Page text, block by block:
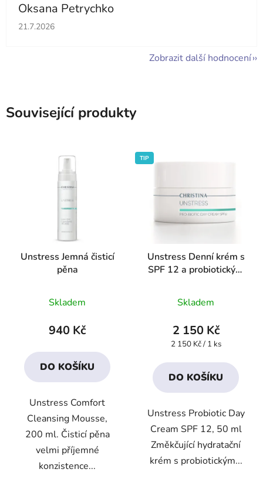
Oksana Petrychko
Hodnocení obchodu je 5 z 5 hvězdiček.
21.7.2026
Zobrazit další hodnocení
Související produkty
Unstress Jemná čisticí
pěna
hodnocení
produktu
4,4
z
hvězdiček.
Skladem
940 Kč
DO KOŠÍKU
Unstress Comfort
Cleansing Mousse,
200 ml. Čisticí pěna
velmi příjemné
konzistence...
TIP
Unstress Denní krém s
SPF 12 a probiotickým
hodnocení
produktu
je
z
Skladem
2 150 Kč
Měrná
2 150 Kč / 1 ks
DO KOŠÍKU
Unstress Probiotic Day
Cream SPF 12, 50 ml
Změkčující hydratační
krém s probiotickým...